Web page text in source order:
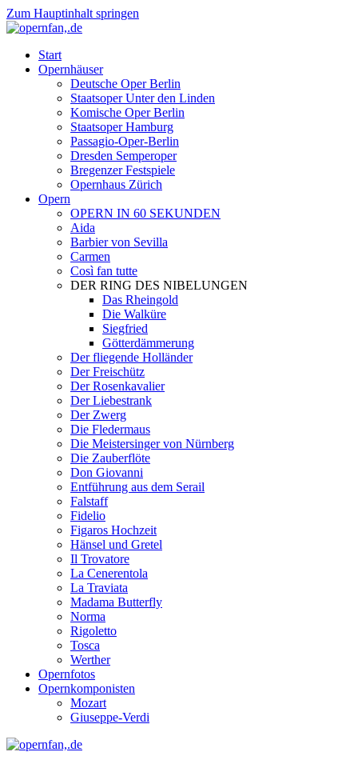
Zum Hauptinhalt springen
Start
Opernhäuser
Deutsche Oper Berlin
Staatsoper Unter den Linden
Komische Oper Berlin
Staatsoper Hamburg
Passagio-Oper-Berlin
Dresden Semperoper
Bregenzer Festspiele
Opernhaus Zürich
Opern
OPERN IN 60 SEKUNDEN
Aida
Barbier von Sevilla
Carmen
Così fan tutte
DER RING DES NIBELUNGEN
Das Rheingold
Die Walküre
Siegfried
Götterdämmerung
Der fliegende Holländer
Der Freischütz
Der Rosenkavalier
Der Liebestrank
Der Zwerg
Die Fledermaus
Die Meistersinger von Nürnberg
Die Zauberflöte
Don Giovanni
Entführung aus dem Serail
Falstaff
Fidelio
Figaros Hochzeit
Hänsel und Gretel
Il Trovatore
La Cenerentola
La Traviata
Madama Butterfly
Norma
Rigoletto
Tosca
Werther
Opernfotos
Opernkomponisten
Mozart
Giuseppe-Verdi